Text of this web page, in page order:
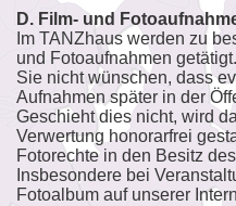
D. Film- und
Im TANZhaus werden zu
und Fotoaufnahmen
Sie nicht wünschen, dass
Aufnahmen später in der
Geschieht dies nicht, wird
Verwertung honorarfrei
Fotorechte in den Besitz
Insbesondere bei
Fotoalbum auf unserer